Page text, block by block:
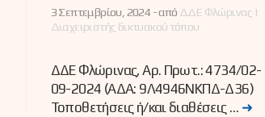
3 Σεπτεμβρίου, 2024 -από ΔΔΕ Φλώρινας |
Διαχειριστής δικτυακού τόπου
ΔΔΕ Φλώρινας, Αρ. Πρωτ.: 4734/02-
09-2024 (ΑΔΑ: 9Λ4946ΝΚΠΔ-Δ36)
Τοποθετήσεις ή/και διαθέσεις … ➜